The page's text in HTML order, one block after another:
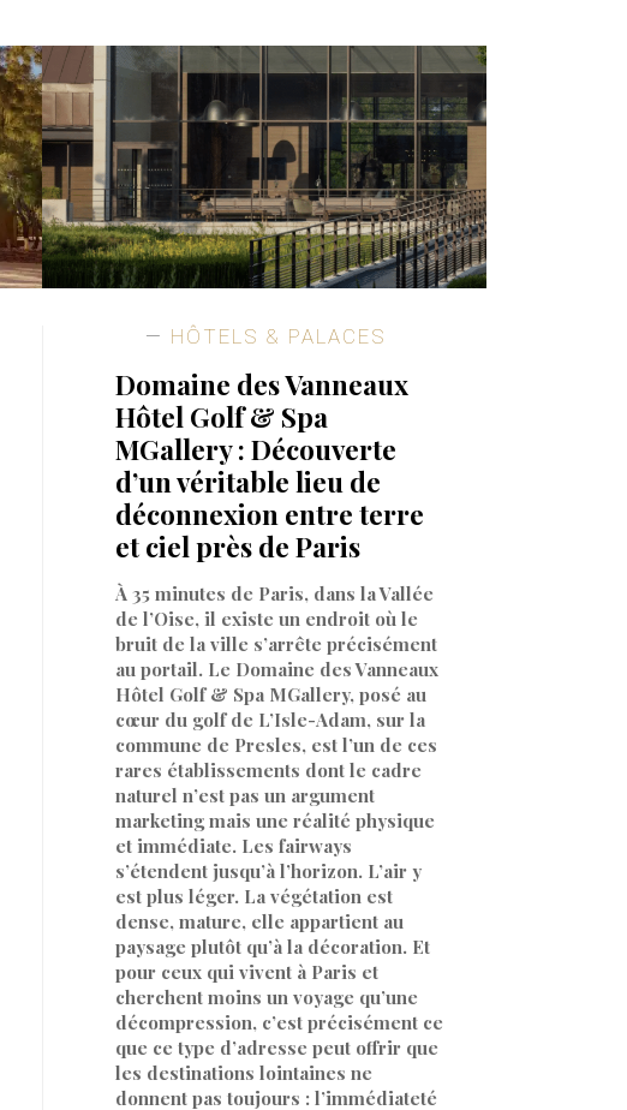
HÔTELS & PALACES
Domaine des Vanneaux
Hôtel Golf & Spa
MGallery : Découverte
d’un véritable lieu de
déconnexion entre terre
et ciel près de Paris
À 35 minutes de Paris, dans la Vallée
de l’Oise, il existe un endroit où le
bruit de la ville s’arrête précisément
au portail. Le Domaine des Vanneaux
Hôtel Golf & Spa MGallery, posé au
cœur du golf de L’Isle-Adam, sur la
commune de Presles, est l’un de ces
rares établissements dont le cadre
naturel n’est pas un argument
marketing mais une réalité physique
et immédiate. Les fairways
s’étendent jusqu’à l’horizon. L’air y
est plus léger. La végétation est
dense, mature, elle appartient au
paysage plutôt qu’à la décoration. Et
pour ceux qui vivent à Paris et
cherchent moins un voyage qu’une
décompression, c’est précisément ce
que ce type d’adresse peut offrir que
les destinations lointaines ne
donnent pas toujours : l’immédiateté